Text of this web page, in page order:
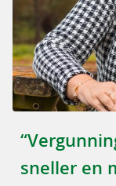
sneller en